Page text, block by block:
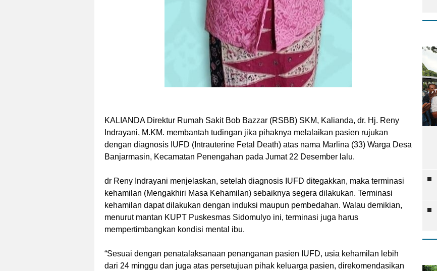
KALIANDA Direktur Rumah Sakit Bob Bazzar (RSBB) SKM, Kalianda, dr. Hj. Reny
Indrayani, M.KM. membantah tudingan jika pihaknya melalaikan pasien rujukan
dengan diagnosis IUFD (Intrauterine Fetal Death) atas nama Marlina (33) Warga Desa
Banjarmasin, Kecamatan Penengahan pada Jumat 22 Desember lalu.
dr Reny Indrayani menjelaskan, setelah diagnosis IUFD ditegakkan, maka terminasi
kehamilan (Mengakhiri Masa Kehamilan) sebaiknya segera dilakukan. Terminasi
kehamilan dapat dilakukan dengan induksi maupun pembedahan. Walau demikian,
menurut mantan KUPT Puskesmas Sidomulyo ini, terminasi juga harus
mempertimbangkan kondisi mental ibu.
“Sesuai dengan penatalaksanaan penanganan pasien IUFD, usia kehamilan lebih
dari 24 minggu dan juga atas persetujuan pihak keluarga pasien, direkomendasikan